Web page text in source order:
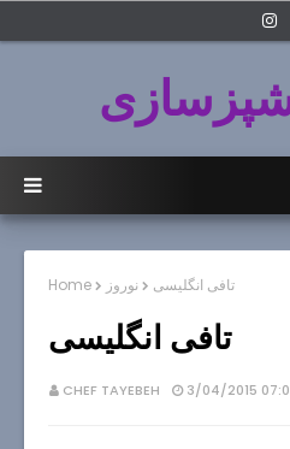
Home نوروز تافی انگلیسی
تافی انگلیسی
CHEF TAYEBEH 3/04/2015